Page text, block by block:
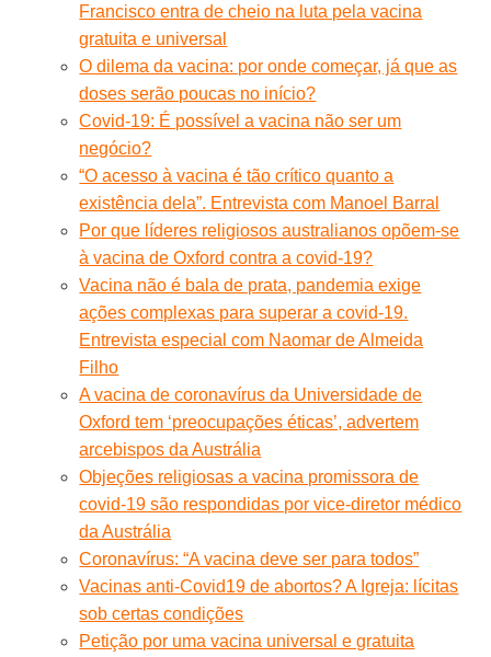
Francisco entra de cheio na luta pela vacina
gratuita e universal
O dilema da vacina: por onde começar, já que as
doses serão poucas no início?
Covid-19: É possível a vacina não ser um
negócio?
“O acesso à vacina é tão crítico quanto a
existência dela”. Entrevista com Manoel Barral
Por que líderes religiosos australianos opõem-se
à vacina de Oxford contra a covid-19?
Vacina não é bala de prata, pandemia exige
ações complexas para superar a covid-19.
Entrevista especial com Naomar de Almeida
Filho
A vacina de coronavírus da Universidade de
Oxford tem ‘preocupações éticas’, advertem
arcebispos da Austrália
Objeções religiosas a vacina promissora de
covid-19 são respondidas por vice-diretor médico
da Austrália
Coronavírus: “A vacina deve ser para todos”
Vacinas anti-Covid19 de abortos? A Igreja: lícitas
sob certas condições
Petição por uma vacina universal e gratuita